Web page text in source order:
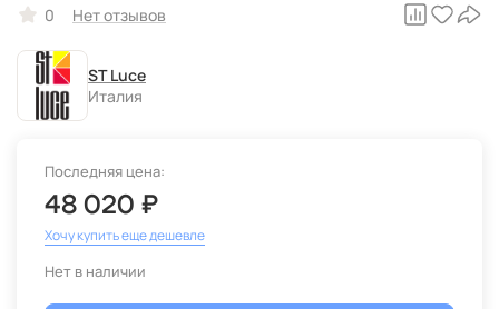
0 Нет отзывов
ST Luce
Италия
Последняя цена:
48 020 ₽
Хочу купить еще дешевле
Нет в наличии